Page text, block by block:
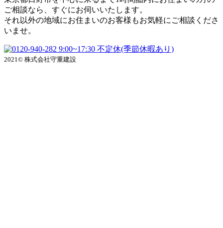
ご相談なら、すぐにお伺いいたします。
それ以外の地域にお住まいのお客様もお気軽にご相談くださ
いませ。
9:00~17:30 不定休(季節休暇あり)
2021© 株式会社守重建設